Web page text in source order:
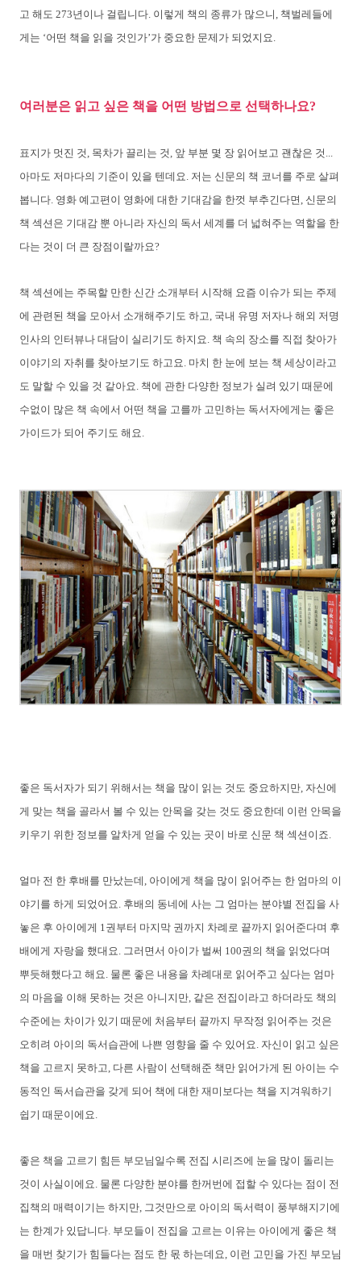
고 해도 273년이나 걸립니다. 이렇게 책의 종류가 많으니, 책벌레들에
게는 ‘어떤 책을 읽을 것인가’가 중요한 문제가 되었지요.
여러분은 읽고 싶은 책을 어떤 방법으로 선택하나요?
표지가 멋진 것, 목차가 끌리는 것, 앞 부분 몇 장 읽어보고 괜찮은 것...
아마도 저마다의 기준이 있을 텐데요. 저는 신문의 책 코너를 주로 살펴
봅니다. 영화 예고편이 영화에 대한 기대감을 한껏 부추긴다면, 신문의
책 섹션은 기대감 뿐 아니라 자신의 독서 세계를 더 넓혀주는 역할을 한
다는 것이 더 큰 장점이랄까요?
책 섹션에는 주목할 만한 신간 소개부터 시작해 요즘 이슈가 되는 주제
에 관련된 책을 모아서 소개해주기도 하고, 국내 유명 저자나 해외 저명
인사의 인터뷰나 대담이 실리기도 하지요. 책 속의 장소를 직접 찾아가
이야기의 자취를 찾아보기도 하고요. 마치 한 눈에 보는 책 세상이라고
도 말할 수 있을 것 같아요. 책에 관한 다양한 정보가 실려 있기 때문에
수없이 많은 책 속에서 어떤 책을 고를까 고민하는 독서자에게는 좋은
가이드가 되어 주기도 해요.
좋은 독서자가 되기 위해서는 책을 많이 읽는 것도 중요하지만, 자신에
게 맞는 책을 골라서 볼 수 있는 안목을 갖는 것도 중요한데 이런 안목을
키우기 위한 정보를 알차게 얻을 수 있는 곳이 바로 신문 책 섹션이죠.
얼마 전 한 후배를 만났는데, 아이에게 책을 많이 읽어주는 한 엄마의 이
야기를 하게 되었어요. 후배의 동네에 사는 그 엄마는 분야별 전집을 사
놓은 후 아이에게 1권부터 마지막 권까지 차례로 끝까지 읽어준다며 후
배에게 자랑을 했대요. 그러면서 아이가 벌써 100권의 책을 읽었다며
뿌듯해했다고 해요. 물론 좋은 내용을 차례대로 읽어주고 싶다는 엄마
의 마음을 이해 못하는 것은 아니지만, 같은 전집이라고 하더라도 책의
수준에는 차이가 있기 때문에 처음부터 끝까지 무작정 읽어주는 것은
오히려 아이의 독서습관에 나쁜 영향을 줄 수 있어요. 자신이 읽고 싶은
책을 고르지 못하고, 다른 사람이 선택해준 책만 읽어가게 된 아이는 수
동적인 독서습관을 갖게 되어 책에 대한 재미보다는 책을 지겨워하기
쉽기 때문이에요.
좋은 책을 고르기 힘든 부모님일수록 전집 시리즈에 눈을 많이 돌리는
것이 사실이에요. 물론 다양한 분야를 한꺼번에 접할 수 있다는 점이 전
집책의 매력이기는 하지만, 그것만으로 아이의 독서력이 풍부해지기에
는 한계가 있답니다. 부모들이 전집을 고르는 이유는 아이에게 좋은 책
을 매번 찾기가 힘들다는 점도 한 몫 하는데요, 이런 고민을 가진 부모님